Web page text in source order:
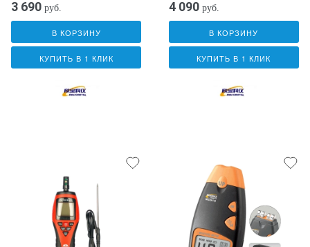
3 690 руб.
В КОРЗИНУ
КУПИТЬ В 1 КЛИК
4 090 руб.
В КОРЗИНУ
КУПИТЬ В 1 КЛИК